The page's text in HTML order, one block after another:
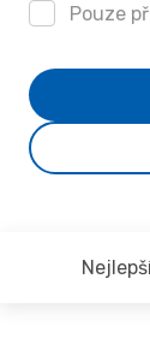
Pouze